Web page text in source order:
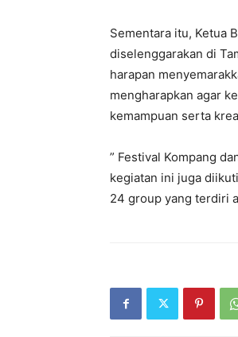
Sementara itu, Ketua
diselenggarakan di
harapan
mengharapkan agar
kemampuan serta
” Festival Kompang
kegiatan ini juga
24 group yang terdiri